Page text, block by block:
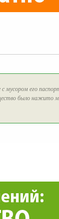
с мусором его
было нажито